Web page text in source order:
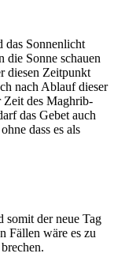
das Sonnenlicht
Sonne schauen
diesen Zeitpunkt
nach Ablauf dieser
Zeit des Maghrib-
das Gebet auch
dass es als
somit der neue Tag
Fällen wäre es zu